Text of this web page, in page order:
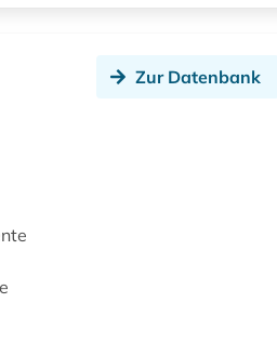
Zur Datenbank